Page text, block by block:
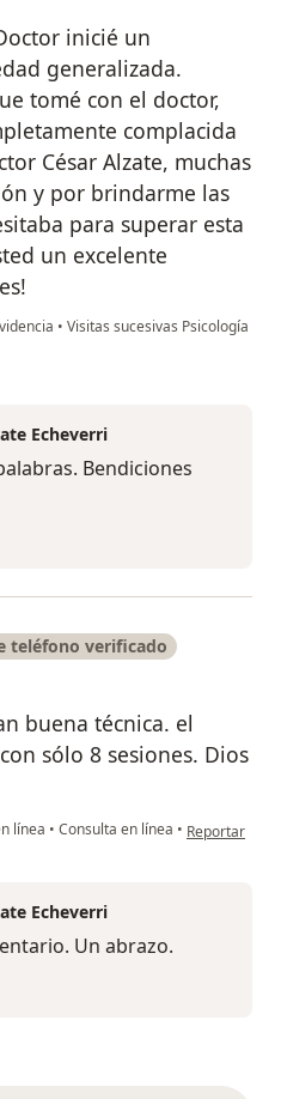
inicié un
generalizada.
tomé con el doctor,
complacida
César Alzate, muchas
y por brindarme las
para superar esta
un excelente
• Visitas sucesivas Psicología
Gil Montoya
Echeverri
Bendiciones
teléfono verificado
buena técnica. el
sólo 8 sesiones. Dios
línea • Consulta en línea • en opinión
Reportar
Echeverri
Un abrazo.